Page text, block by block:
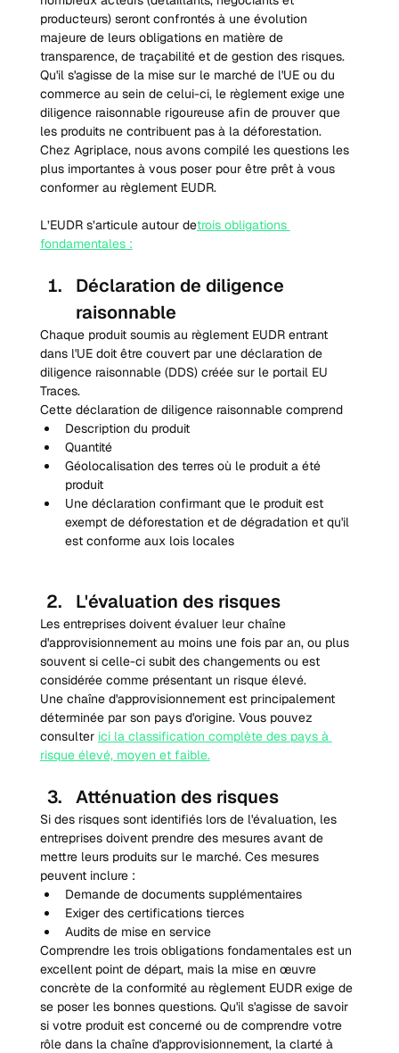
producteurs) seront confrontés à une évolution
majeure de leurs obligations en matière de
transparence, de traçabilité et de gestion des risques.
Qu'il s'agisse de la mise sur le marché de l'UE ou du
commerce au sein de celui-ci, le règlement exige une
diligence raisonnable rigoureuse afin de prouver que
les produits ne contribuent pas à la déforestation.
Chez Agriplace, nous avons compilé les questions les
plus importantes à vous poser pour être prêt à vous
conformer au règlement EUDR.
L’EUDR s’articule autour detrois obligations
fondamentales :
Déclaration de diligence
raisonnable
Chaque produit soumis au règlement EUDR entrant
dans l'UE doit être couvert par une déclaration de
diligence raisonnable (DDS) créée sur le portail EU
Traces.
Cette déclaration de diligence raisonnable comprend
Description du produit
Quantité
Géolocalisation des terres où le produit a été
produit
Une déclaration confirmant que le produit est
exempt de déforestation et de dégradation et qu'il
est conforme aux lois locales
L'évaluation des risques
Les entreprises doivent évaluer leur chaîne
d'approvisionnement au moins une fois par an, ou plus
souvent si celle-ci subit des changements ou est
considérée comme présentant un risque élevé.
Une chaîne d'approvisionnement est principalement
déterminée par son pays d'origine. Vous pouvez
consulter ici la classification complète des pays à
risque élevé, moyen et faible.
Atténuation des risques
Si des risques sont identifiés lors de l'évaluation, les
entreprises doivent prendre des mesures avant de
mettre leurs produits sur le marché. Ces mesures
peuvent inclure :
Demande de documents supplémentaires
Exiger des certifications tierces
Audits de mise en service
Comprendre les trois obligations fondamentales est un
excellent point de départ, mais la mise en œuvre
concrète de la conformité au règlement EUDR exige de
se poser les bonnes questions. Qu'il s'agisse de savoir
si votre produit est concerné ou de comprendre votre
rôle dans la chaîne d'approvisionnement, la clarté à